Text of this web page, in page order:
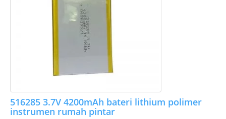
516285 3.7V 4200mAh bateri lithium polimer
instrumen rumah pintar